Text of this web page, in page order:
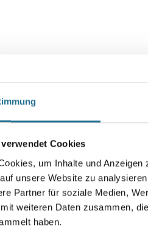
Cookies
um Inhalte und
unsere Website zu
Partner für soziale Medien,
weiteren Daten zusammen,
haben.